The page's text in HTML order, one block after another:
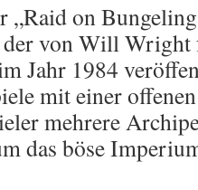
„Raid on
von Will
Jahr 1984
mit einer
mehrere
das böse